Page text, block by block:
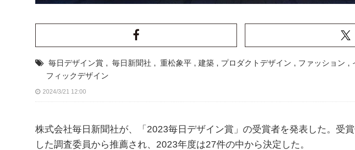
毎日デザイン賞 , 毎日新聞社 , 重松象平 , 建築 , プロダクトデザイン , ファッション ,
フィックデザイン
2024/3/21 12:00
株式会社毎日新聞社が、「2023毎⽇デザイン賞」の受賞者を発表した。受
した調査委員から推薦され、2023年度は27件の中から決定した。